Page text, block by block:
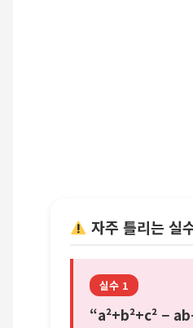
자주 틀리는 실
실수 1
“a²+b²+c² −